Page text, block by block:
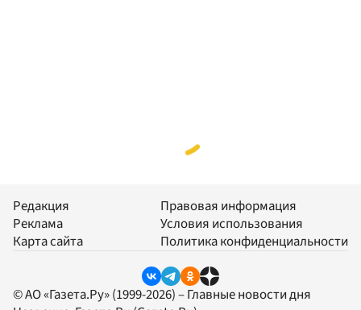
Редакция
Реклама
Карта сайта
Правовая информация
Условия использования
Политика конфиденциальности
© АО «Газета.Ру» (1999-2026) – Главные новости дня